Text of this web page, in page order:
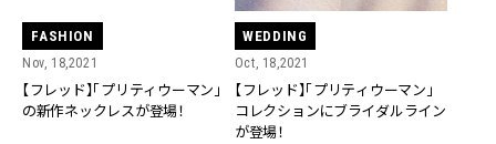
FASHION
Nov, 18,2021
【フレッド】「プリティウーマン」
の新作ネックレスが登場！
WEDDING
Oct, 18,2021
【フレッド】「プリティウーマン」
コレクションにブライダルライン
が登場！